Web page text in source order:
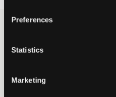
Preferences
Statistics
Marketing
Veste teddy à carreaux de la
Broderie